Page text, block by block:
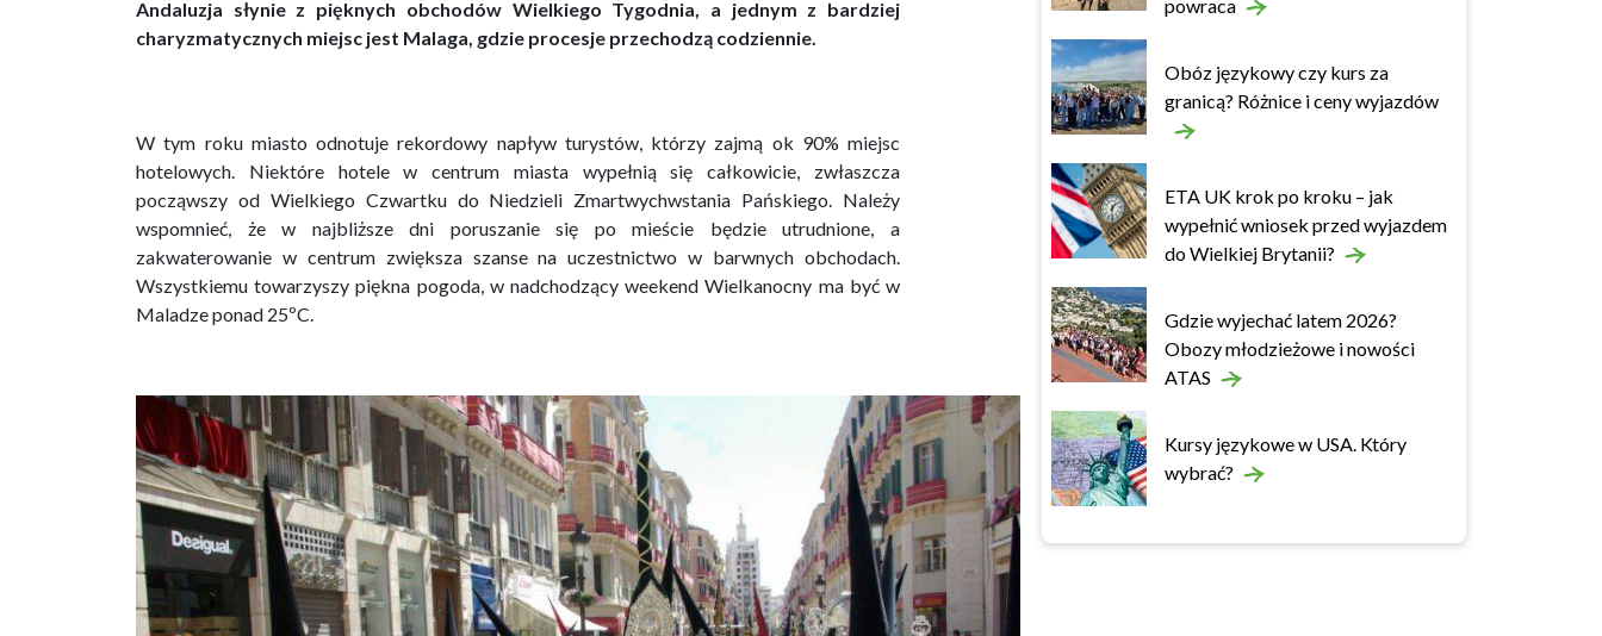
Andaluzja słynie z pięknych obchodów Wielkiego Tygodnia, a jednym z bardziej
charyzmatycznych miejsc jest Malaga, gdzie procesje przechodzą codziennie.
W tym roku miasto odnotuje rekordowy napływ turystów, którzy zajmą ok 90% miejsc
hotelowych. Niektóre hotele w centrum miasta wypełnią się całkowicie, zwłaszcza
począwszy od Wielkiego Czwartku do Niedzieli Zmartwychwstania Pańskiego. Należy
wspomnieć, że w najbliższe dni poruszanie się po mieście będzie utrudnione, a
zakwaterowanie w centrum zwiększa szanse na uczestnictwo w barwnych obchodach.
Wszystkiemu towarzyszy piękna pogoda, w nadchodzący weekend Wielkanocny ma być w
Maladze ponad 25ºC.
powraca
Obóz językowy czy kurs za
granicą? Różnice i ceny wyjazdów
ETA UK krok po kroku – jak
wypełnić wniosek przed wyjazdem
do Wielkiej Brytanii?
Gdzie wyjechać latem 2026?
Obozy młodzieżowe i nowości
ATAS
Kursy językowe w USA. Który
wybrać?